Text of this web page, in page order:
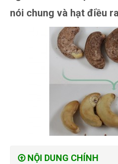
nói chung và hạt điều
NỘI DUNG CHÍNH